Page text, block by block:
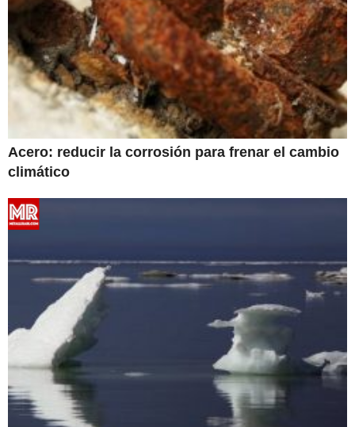
Acero: reducir la corrosión para frenar el cambio
climático